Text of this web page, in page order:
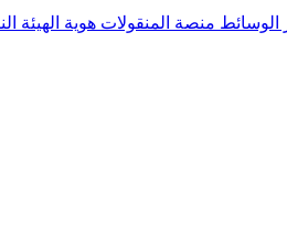
الوسائط منصة المنقولات هوية الهيئة